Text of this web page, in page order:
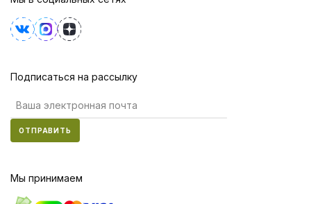
Подписаться на рассылку
ОТПРАВИТЬ
Мы принимаем